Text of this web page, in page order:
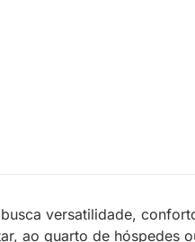
versatilidade,
ao quarto de